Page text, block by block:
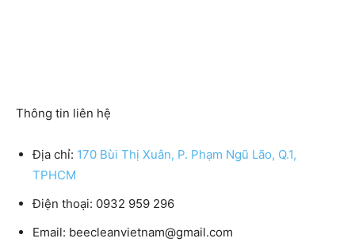
Thông tin liên hệ
Địa chỉ: 170 Bùi Thị Xuân, P. Phạm Ngũ Lão, Q.1,
TPHCM
Điện thoại: 0932 959 296
Email: beecleanvietnam@gmail.com